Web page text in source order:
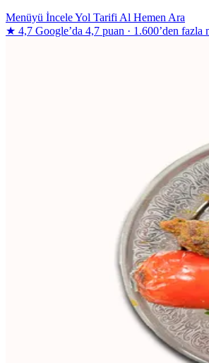
Menüyü İnceleYol Tarifi Al Hemen Ara
★ 4,7 Google’da 4,7 puan · 1.600’den fazla